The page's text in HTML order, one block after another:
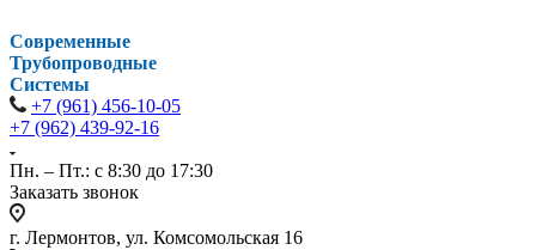
Современные
Трубопроводные
Системы
+7 (961) 456-10-05
+7 (962) 439-92-16
Пн. – Пт.: с 8:30 до 17:30
Заказать звонок
г. Лермонтов, ул. Комсомольская 16